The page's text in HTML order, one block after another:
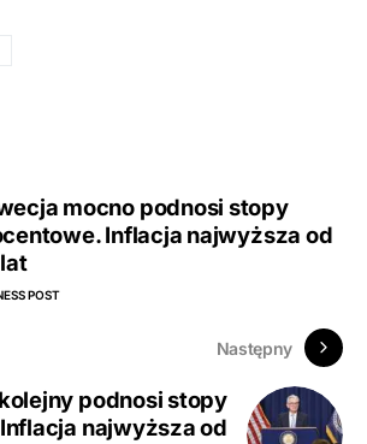
mocno podnosi stopy
Inflacja najwyższa od
POST
Następny
podnosi stopy
najwyższa od